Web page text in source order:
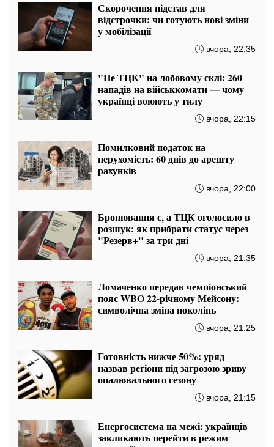
Скорочення підстав для
відстрочки: чи готують нові зміни
у мобілізації
вчора, 22:35
"Не ТЦК" на лобовому склі: 260
нападів на військкомати — чому
українці воюють у тилу
вчора, 22:15
Помилковий податок на
нерухомість: 60 днів до арешту
рахунків
вчора, 22:00
Бронювання є, а ТЦК оголосило в
розшук: як прибрати статус через
"Резерв+" за три дні
вчора, 21:35
Ломаченко передав чемпіонський
пояс WBO 22-річному Мейсону:
символічна зміна поколінь
вчора, 21:25
Готовність нижче 50%: уряд
назвав регіони під загрозою зриву
опалювального сезону
вчора, 21:15
Енергосистема на межі: українців
закликають перейти в режим